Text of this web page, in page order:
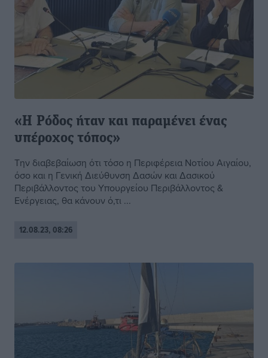
«Η Ρόδος ήταν και παραμένει ένας
υπέροχος τόπος»
Την διαβεβαίωση ότι τόσο η Περιφέρεια Νοτίου Αιγαίου,
όσο και η Γενική Διεύθυνση Δασών και Δασικού
Περιβάλλοντος του Υπουργείου Περιβάλλοντος &
Ενέργειας, θα κάνουν ό,τι ...
12.08.23, 08:26